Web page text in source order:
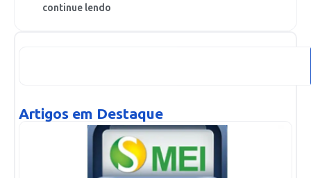
continue lendo
Artigos em Destaque